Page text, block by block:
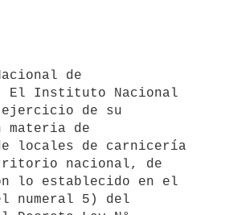
El Instituto Nacional
ejercicio de su
materia de
locales de carnicería
nacional, de
lo establecido en el
5) del